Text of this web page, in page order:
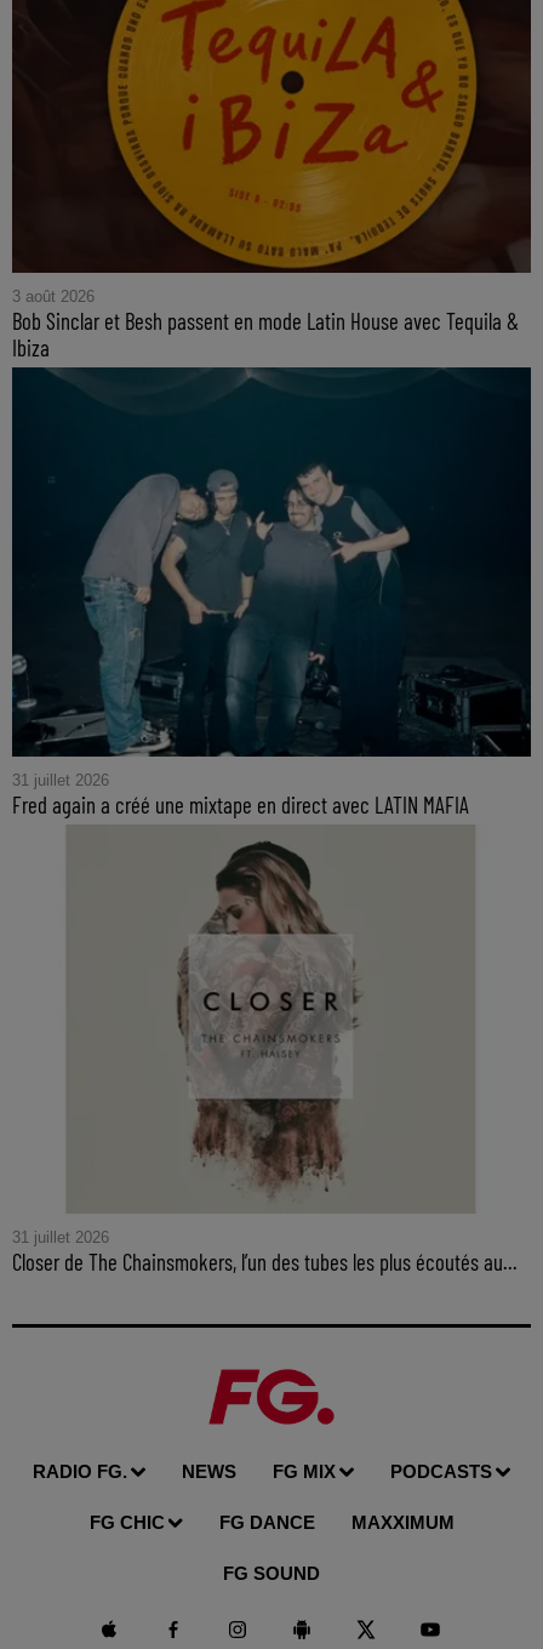
3 août 2026
Bob Sinclar et Besh passent en mode Latin House avec Tequila &
Ibiza
31 juillet 2026
Fred again a créé une mixtape en direct avec LATIN MAFIA
31 juillet 2026
Closer de The Chainsmokers, l’un des tubes les plus écoutés au...
RADIO FG. NEWS FG MIX PODCASTS
FG CHIC FG DANCE MAXXIMUM
FG SOUND